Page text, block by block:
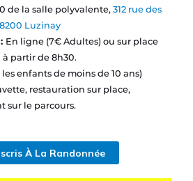
de la salle polyvalente,312 rue des
Luzinay
En ligne (7€ Adultes) ou sur place
à partir de 8h30.
enfants de moins de 10 ans)
restauration sur place,
sur le parcours.
À La Randonnée